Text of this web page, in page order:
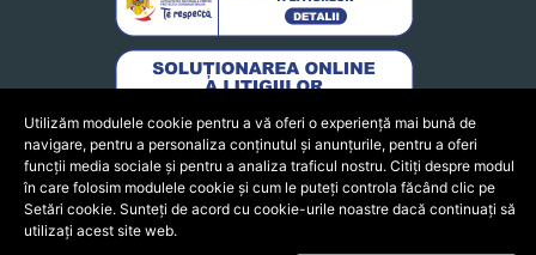
Utilizăm modulele cookie pentru a vă oferi o experiență mai bună de
navigare, pentru a personaliza conținutul și anunțurile, pentru a oferi
funcții media sociale și pentru a analiza traficul nostru. Citiți despre modul
în care folosim modulele cookie și cum le puteți controla făcând clic pe
Setări cookie. Sunteți de acord cu cookie-urile noastre dacă continuați să
utilizați acest site web.